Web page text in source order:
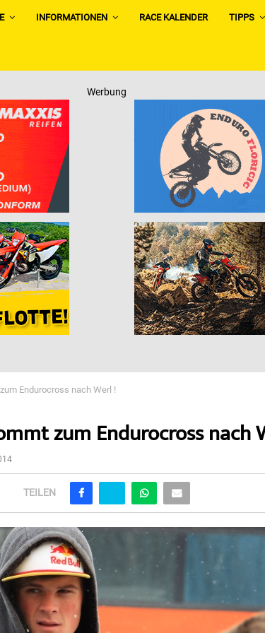
INFORMATIONEN RACE KALENDER TIPPS
Werbung
Endurocross nach Werl !
zum Endurocross nach
TEILEN